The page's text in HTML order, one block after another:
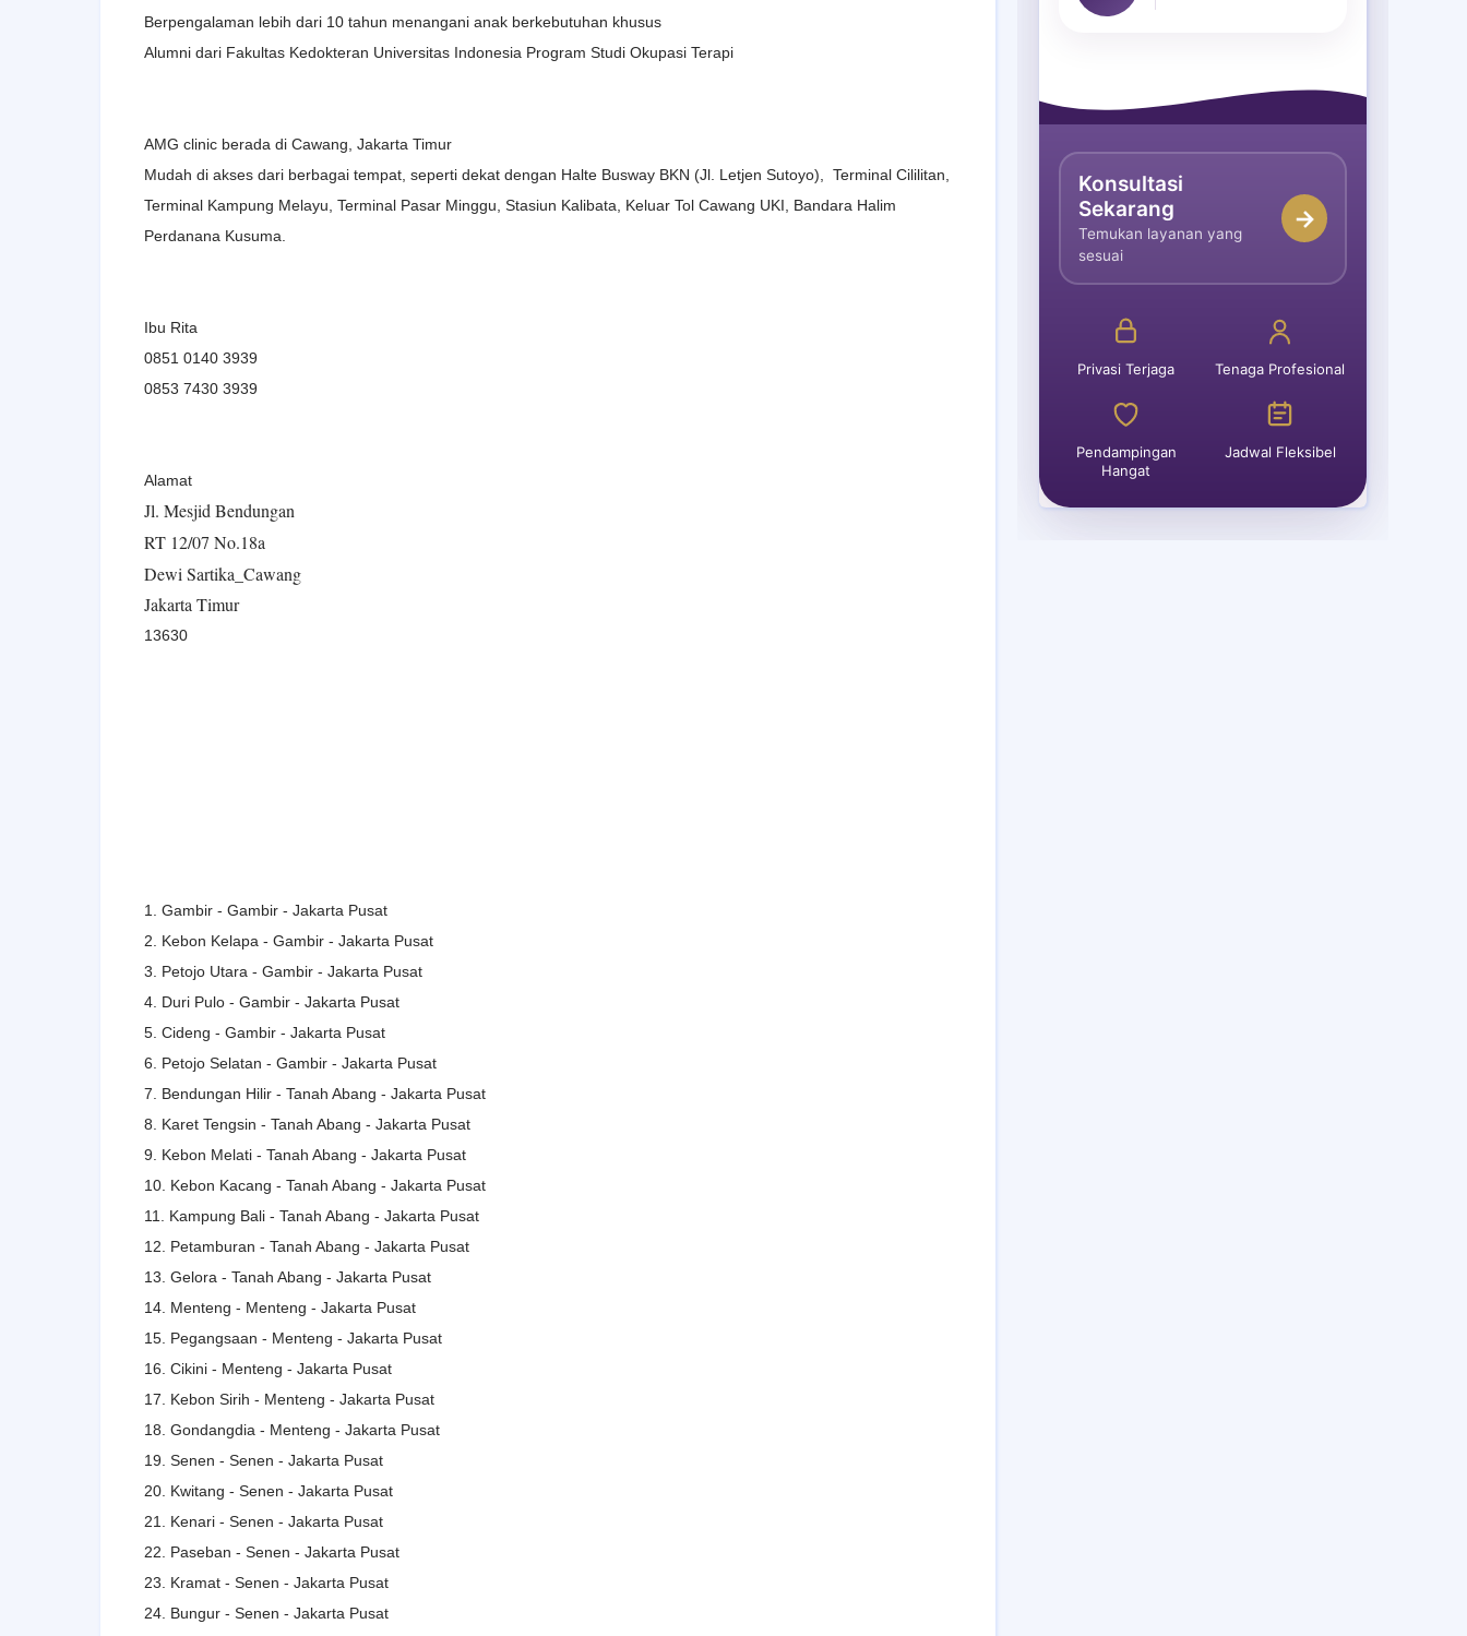
Berpengalaman lebih dari 10 tahun menangani anak berkebutuhan khusus
Alumni dari Fakultas Kedokteran Universitas Indonesia Program Studi Okupasi Terapi
AMG clinic berada di Cawang, Jakarta Timur
Mudah di akses dari berbagai tempat, seperti dekat dengan Halte Busway BKN (Jl. Letjen Sutoyo), Terminal Cililitan,
Terminal Kampung Melayu, Terminal Pasar Minggu, Stasiun Kalibata, Keluar Tol Cawang UKI, Bandara Halim
Perdanana Kusuma.
Ibu Rita
0851 0140 3939
0853 7430 3939
Alamat
Jl. Mesjid Bendungan
RT 12/07 No.18a
Dewi Sartika_Cawang
Jakarta Timur
13630
1. Gambir - Gambir - Jakarta Pusat
2. Kebon Kelapa - Gambir - Jakarta Pusat
3. Petojo Utara - Gambir - Jakarta Pusat
4. Duri Pulo - Gambir - Jakarta Pusat
5. Cideng - Gambir - Jakarta Pusat
6. Petojo Selatan - Gambir - Jakarta Pusat
7. Bendungan Hilir - Tanah Abang - Jakarta Pusat
8. Karet Tengsin - Tanah Abang - Jakarta Pusat
9. Kebon Melati - Tanah Abang - Jakarta Pusat
10. Kebon Kacang - Tanah Abang - Jakarta Pusat
11. Kampung Bali - Tanah Abang - Jakarta Pusat
12. Petamburan - Tanah Abang - Jakarta Pusat
13. Gelora - Tanah Abang - Jakarta Pusat
14. Menteng - Menteng - Jakarta Pusat
15. Pegangsaan - Menteng - Jakarta Pusat
16. Cikini - Menteng - Jakarta Pusat
17. Kebon Sirih - Menteng - Jakarta Pusat
18. Gondangdia - Menteng - Jakarta Pusat
19. Senen - Senen - Jakarta Pusat
20. Kwitang - Senen - Jakarta Pusat
21. Kenari - Senen - Jakarta Pusat
22. Paseban - Senen - Jakarta Pusat
23. Kramat - Senen - Jakarta Pusat
24. Bungur - Senen - Jakarta Pusat
Konsultasi
Sekarang
Temukan layanan yang
sesuai
→
Privasi Terjaga Tenaga Profesional
Pendampingan
Hangat
Jadwal Fleksibel